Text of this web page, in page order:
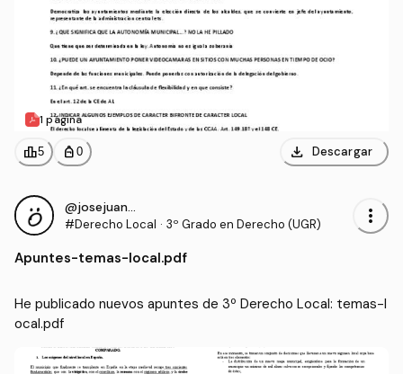
1 página
leaderboard5 personal_bag 0 download Descargar
@josejuan12
#Derecho Local · 3º Grado en Derecho (UGR) more_vert
Apuntes-temas-local.pdf
He publicado nuevos apuntes de 3º Derecho Local: temas-l
ocal.pdf